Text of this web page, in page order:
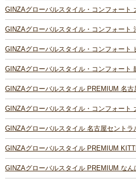
GINZAグローバルスタイル・コンフォート
GINZAグローバルスタイル・コンフォート
GINZAグローバルスタイル・コンフォート
GINZAグローバルスタイル・コンフォート
GINZAグローバルスタイル PREMIUM 名古
GINZAグローバルスタイル・コンフォート
GINZAグローバルスタイル 名古屋セントラ
GINZAグローバルスタイル PREMIUM
GINZAグローバルスタイル PREMIUM なん